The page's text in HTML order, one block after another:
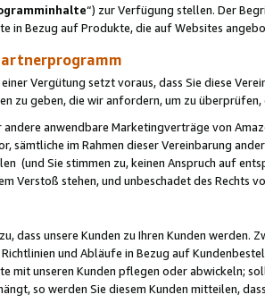
“) zur Verfügung stellen. Der
in Bezug auf Produkte, die auf Websites
Vergütung setzt voraus, dass Sie diese
zu geben, die wir anfordern, um zu überprüfen,
andere anwendbare Marketingverträge von
sämtliche im Rahmen dieser Vereinbarung
(und Sie stimmen zu, keinen Anspruch auf
Verstoß stehen, und unbeschadet des Rechts
dass unsere Kunden zu Ihren Kunden werden.
und Abläufe in Bezug auf
mit unseren Kunden pflegen oder abwickeln;
so werden Sie diesem Kunden mitteilen,